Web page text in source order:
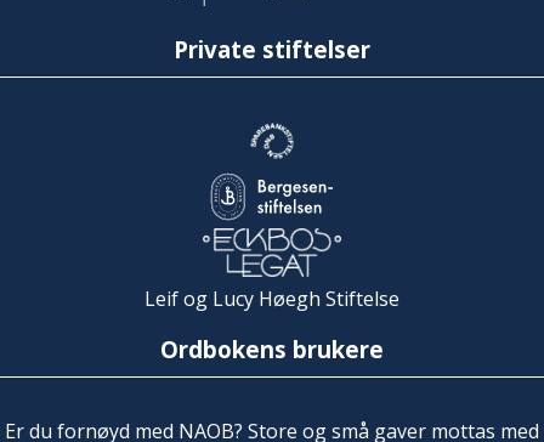
Private stiftelser
Leif og Lucy Høegh Stiftelse
Ordbokens brukere
Er du fornøyd med NAOB? Store og små gaver mottas med